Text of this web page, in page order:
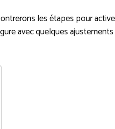
les étapes pour
avec quelques